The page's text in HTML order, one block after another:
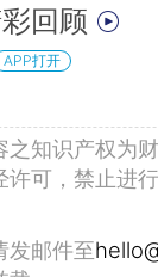
回顾
APP打开
之知识产权为
许可，禁止进
发邮件至